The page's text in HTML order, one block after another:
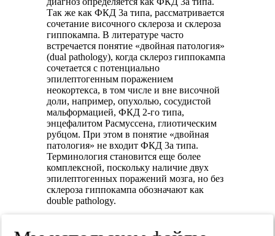
Так же как ФКД 3а типа, рассматривается
сочетание височного склероза и склероза
гиппокампа. В литературе часто
встречается понятие «двойная патология»
(dual pathology), когда склероз гиппокампа
сочетается с потенциально
эпилептогенным поражением
неокортекса, в том числе и вне височной
доли, например, опухолью, сосудистой
мальформацией, ФКД 2-го типа,
энцефалитом Расмуссена, глиотическим
рубцом. При этом в понятие «двойная
патология» не входит ФКД 3а типа.
Терминология становится еще более
комплексной, поскольку наличие двух
эпилептогенных поражений мозга, но без
склероза гиппокампа обозначают как
double pathology.
отделами гиппокампа и патогенеза его